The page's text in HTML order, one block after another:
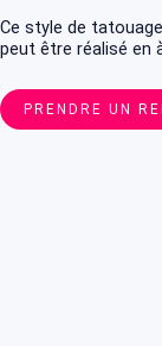
Ce style de
peut être réalisé en
PRENDRE UN